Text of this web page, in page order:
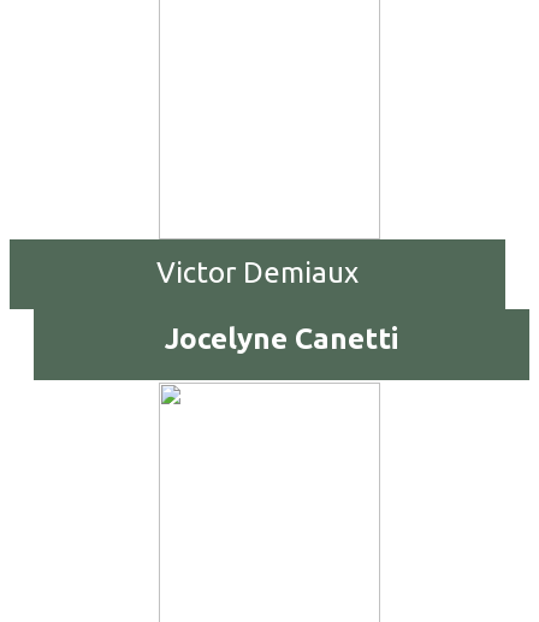
Victor Demiaux
Jocelyne Canetti